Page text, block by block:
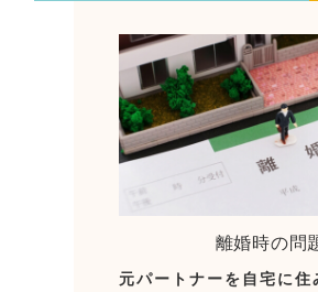
離婚時の問
元パートナーを自宅に住